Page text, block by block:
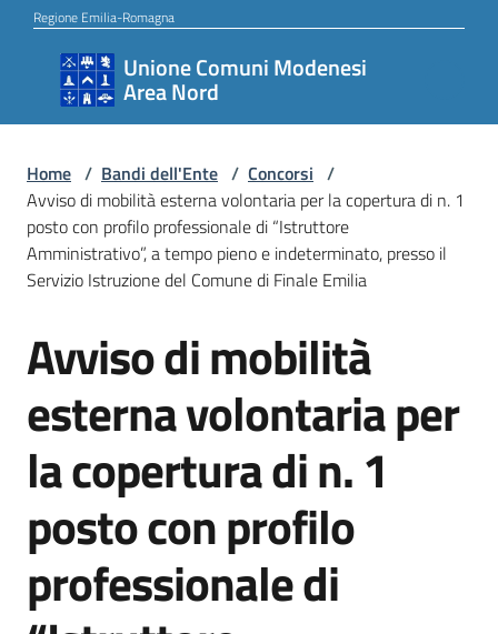
Vai al contenuto
Vai alla navigazione
Vai al footer
Regione Emilia-Romagna
Unione Comuni Modenesi
Area Nord
Unione
Comuni
Area
Nord
Novità
Servizi
Documenti
e
dati
Home / Bandi dell'Ente / Concorsi /
Avviso di mobilità esterna volontaria per la copertura di n. 1
posto con profilo professionale di “Istruttore
Amministrativo”, a tempo pieno e indeterminato, presso il
Servizio Istruzione del Comune di Finale Emilia
Salta al contenuto
Avviso di mobilità
esterna volontaria per
la copertura di n. 1
posto con profilo
professionale di